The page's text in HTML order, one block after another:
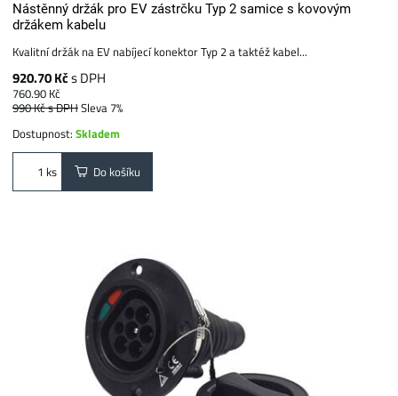
Nástěnný držák pro EV zástrčku Typ 2 samice s kovovým
držákem kabelu
Kvalitní držák na EV nabíjecí konektor Typ 2 a taktéž kabel...
920.70 Kčs DPH
760.90 Kč
990 Kčs DPHSleva 7%
Dostupnost:Skladem
ks Do košíku